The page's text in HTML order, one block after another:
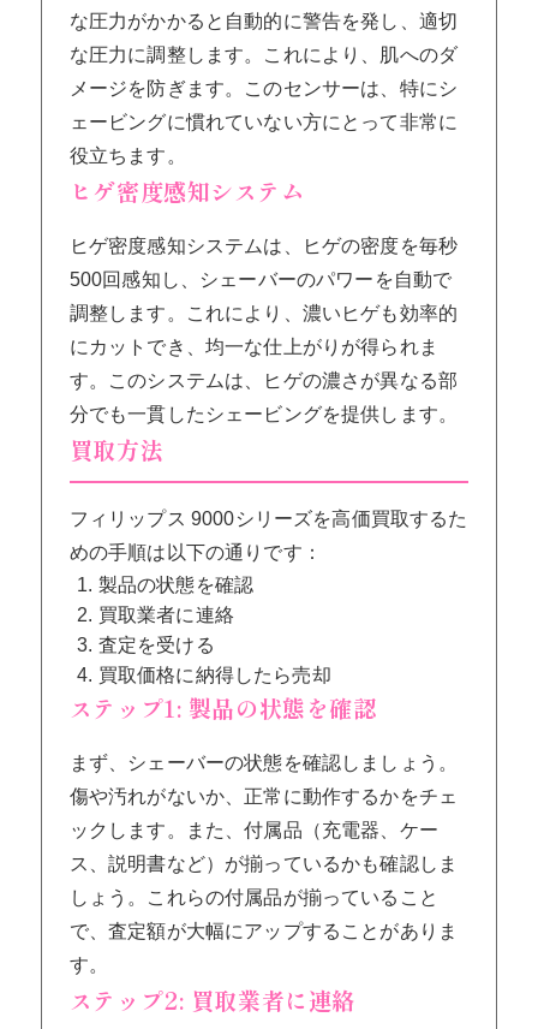
な圧力がかかると自動的に警告を発し、適切
な圧力に調整します。これにより、肌へのダ
メージを防ぎます。このセンサーは、特にシ
ェービングに慣れていない方にとって非常に
役立ちます。
ヒゲ密度感知システム
ヒゲ密度感知システムは、ヒゲの密度を毎秒
500回感知し、シェーバーのパワーを自動で
調整します。これにより、濃いヒゲも効率的
にカットでき、均一な仕上がりが得られま
す。このシステムは、ヒゲの濃さが異なる部
分でも一貫したシェービングを提供します。
買取方法
フィリップス 9000シリーズを高価買取するた
めの手順は以下の通りです：
製品の状態を確認
買取業者に連絡
査定を受ける
買取価格に納得したら売却
ステップ1: 製品の状態を確認
まず、シェーバーの状態を確認しましょう。
傷や汚れがないか、正常に動作するかをチェ
ックします。また、付属品（充電器、ケー
ス、説明書など）が揃っているかも確認しま
しょう。これらの付属品が揃っていること
で、査定額が大幅にアップすることがありま
す。
ステップ2: 買取業者に連絡